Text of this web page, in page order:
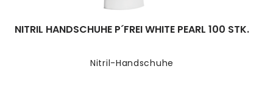
Nitril-Handschuhe
NITRIL HANDSCHUHE P´FREI WHITE PEARL 100 STK.